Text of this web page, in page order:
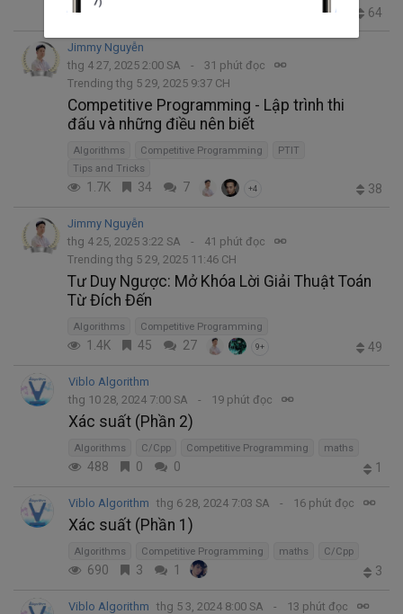
2.6K 64
Jimmy Nguyễn
thg 4 27, 2025 2:00 SA
31 phút đọc
Trending thg 5 29, 2025 9:37 CH
Competitive Programming - Lập trình thi
đấu và những điều nên biết
Algorithms Competitive Programming
PTIT
Tips and Tricks
1.7K 34 7 +4 38
Jimmy Nguyễn
thg 4 25, 2025 3:22 SA
41 phút đọc
Trending thg 5 29, 2025 11:46 CH
Tư Duy Ngược: Mở Khóa Lời Giải Thuật Toán
Từ Đích Đến
Algorithms Competitive Programming
1.4K 45 27 9+ 49
Viblo Algorithm
thg 10 28, 2024 7:00 SA
19 phút đọc
Xác suất (Phần 2)
Algorithms C/Cpp Competitive Programming maths
488 0 0 1
Viblo Algorithm thg 6 28, 2024 7:03 SA 16 phút đọc
Xác suất (Phần 1)
Algorithms Competitive Programming maths C/Cpp
690 3 1 3
Viblo Algorithm thg 5 3, 2024 8:00 SA 13 phút đọc